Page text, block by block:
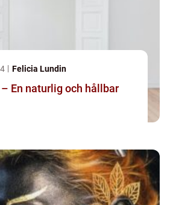
Felicia Lundin
En naturlig och hållbar